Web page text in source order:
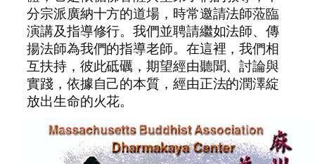
分宗派廣納十方的道場，時常邀請法師蒞臨
演講及指導修行。我們並聘請繼如法師、傳
揚法師為我們的指導老師。在這裡，我們相
互扶持，彼此砥礪，期望經由聽聞、討論與
實踐，依據自己的本質，經由正法的潤澤綻
放出生命的火花。